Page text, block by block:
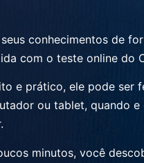
conhecimentos de
com o teste online do
e prático, ele pode ser
ou tablet, quando e
minutos, você